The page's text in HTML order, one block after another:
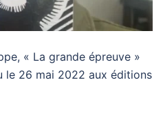
« La grande épreuve »
le 26 mai 2022 aux éditions